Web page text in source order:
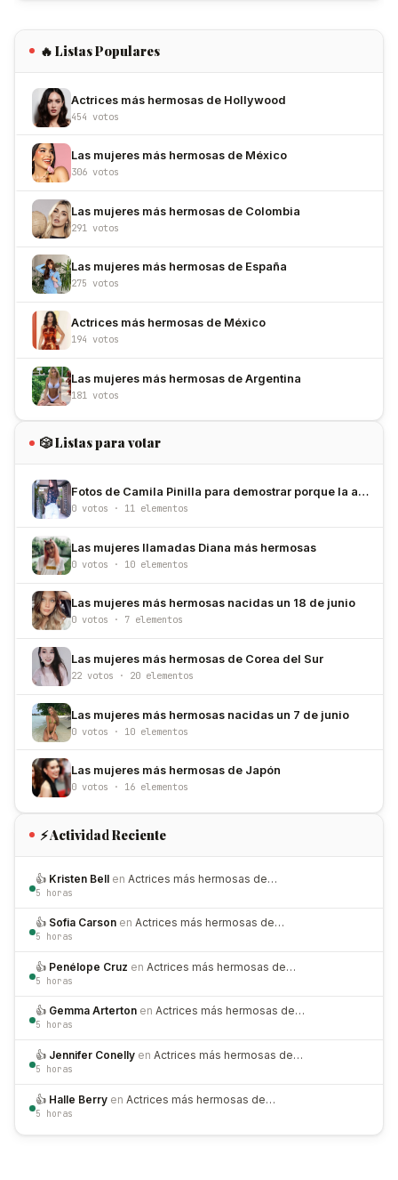
🔥 Listas Populares
Actrices más hermosas de Hollywood
454 votos
Las mujeres más hermosas de México
306 votos
Las mujeres más hermosas de Colombia
291 votos
Las mujeres más hermosas de España
275 votos
Actrices más hermosas de México
194 votos
Las mujeres más hermosas de Argentina
181 votos
🎲 Listas para votar
Fotos de Camila Pinilla para demostrar porque la amamos
0 votos · 11 elementos
Las mujeres llamadas Diana más hermosas
0 votos · 10 elementos
Las mujeres más hermosas nacidas un 18 de junio
0 votos · 7 elementos
Las mujeres más hermosas de Corea del Sur
22 votos · 20 elementos
Las mujeres más hermosas nacidas un 7 de junio
0 votos · 10 elementos
Las mujeres más hermosas de Japón
0 votos · 16 elementos
⚡ Actividad Reciente
👍 Kristen Bell en Actrices más hermosas de…
5 horas
👍 Sofia Carson en Actrices más hermosas de…
5 horas
👍 Penélope Cruz en Actrices más hermosas de…
5 horas
👍 Gemma Arterton en Actrices más hermosas de…
5 horas
👍 Jennifer Conelly en Actrices más hermosas de…
5 horas
👍 Halle Berry en Actrices más hermosas de…
5 horas